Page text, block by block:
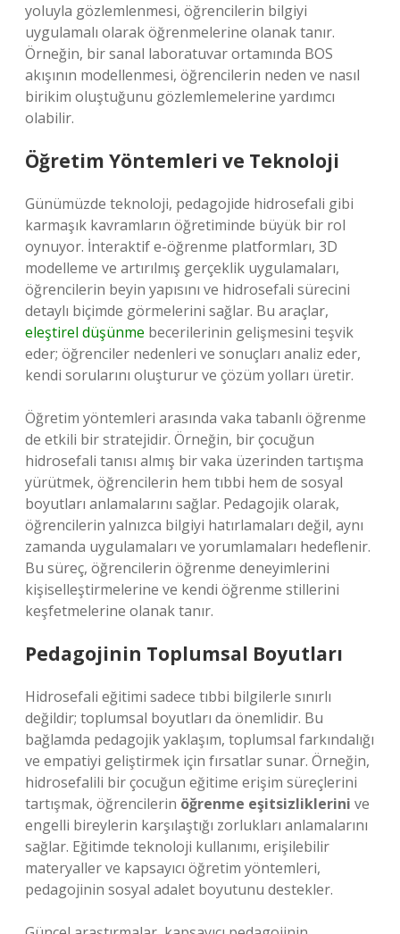
yoluyla gözlemlenmesi, öğrencilerin bilgiyi
uygulamalı olarak öğrenmelerine olanak tanır.
Örneğin, bir sanal laboratuvar ortamında BOS
akışının modellenmesi, öğrencilerin neden ve nasıl
birikim oluştuğunu gözlemlemelerine yardımcı
olabilir.
Öğretim Yöntemleri ve Teknoloji
Günümüzde teknoloji, pedagojide hidrosefali gibi
karmaşık kavramların öğretiminde büyük bir rol
oynuyor. İnteraktif e-öğrenme platformları, 3D
modelleme ve artırılmış gerçeklik uygulamaları,
öğrencilerin beyin yapısını ve hidrosefali sürecini
detaylı biçimde görmelerini sağlar. Bu araçlar,
eleştirel düşünme becerilerinin gelişmesini teşvik
eder; öğrenciler nedenleri ve sonuçları analiz eder,
kendi sorularını oluşturur ve çözüm yolları üretir.
Öğretim yöntemleri arasında vaka tabanlı öğrenme
de etkili bir stratejidir. Örneğin, bir çocuğun
hidrosefali tanısı almış bir vaka üzerinden tartışma
yürütmek, öğrencilerin hem tıbbi hem de sosyal
boyutları anlamalarını sağlar. Pedagojik olarak,
öğrencilerin yalnızca bilgiyi hatırlamaları değil, aynı
zamanda uygulamaları ve yorumlamaları hedeflenir.
Bu süreç, öğrencilerin öğrenme deneyimlerini
kişiselleştirmelerine ve kendi öğrenme stillerini
keşfetmelerine olanak tanır.
Pedagojinin Toplumsal Boyutları
Hidrosefali eğitimi sadece tıbbi bilgilerle sınırlı
değildir; toplumsal boyutları da önemlidir. Bu
bağlamda pedagojik yaklaşım, toplumsal farkındalığı
ve empatiyi geliştirmek için fırsatlar sunar. Örneğin,
hidrosefalili bir çocuğun eğitime erişim süreçlerini
tartışmak, öğrencilerin öğrenme eşitsizliklerini ve
engelli bireylerin karşılaştığı zorlukları anlamalarını
sağlar. Eğitimde teknoloji kullanımı, erişilebilir
materyaller ve kapsayıcı öğretim yöntemleri,
pedagojinin sosyal adalet boyutunu destekler.